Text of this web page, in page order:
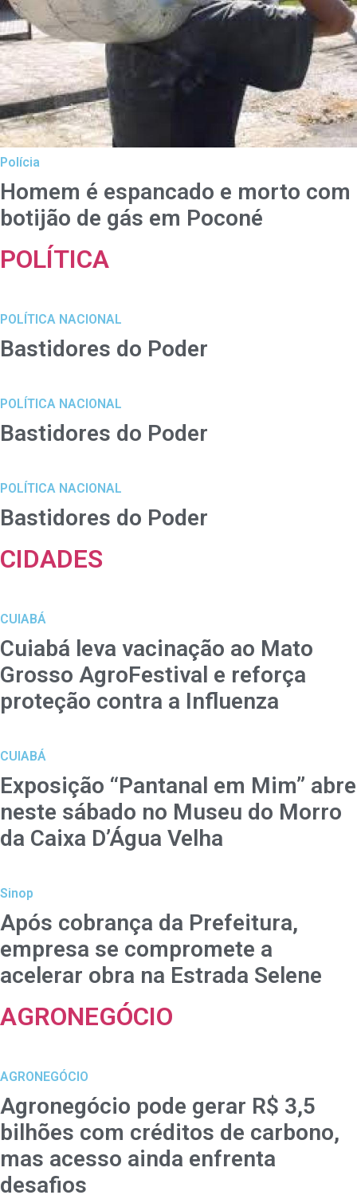
Polícia
Homem é espancado e morto com
botijão de gás em Poconé
POLÍTICA
POLÍTICA NACIONAL
Bastidores do Poder
POLÍTICA NACIONAL
Bastidores do Poder
POLÍTICA NACIONAL
Bastidores do Poder
CIDADES
CUIABÁ
Cuiabá leva vacinação ao Mato
Grosso AgroFestival e reforça
proteção contra a Influenza
CUIABÁ
Exposição “Pantanal em Mim” abre
neste sábado no Museu do Morro
da Caixa D’Água Velha
Sinop
Após cobrança da Prefeitura,
empresa se compromete a
acelerar obra na Estrada Selene
AGRONEGÓCIO
AGRONEGÓCIO
Agronegócio pode gerar R$ 3,5
bilhões com créditos de carbono,
mas acesso ainda enfrenta
desafios